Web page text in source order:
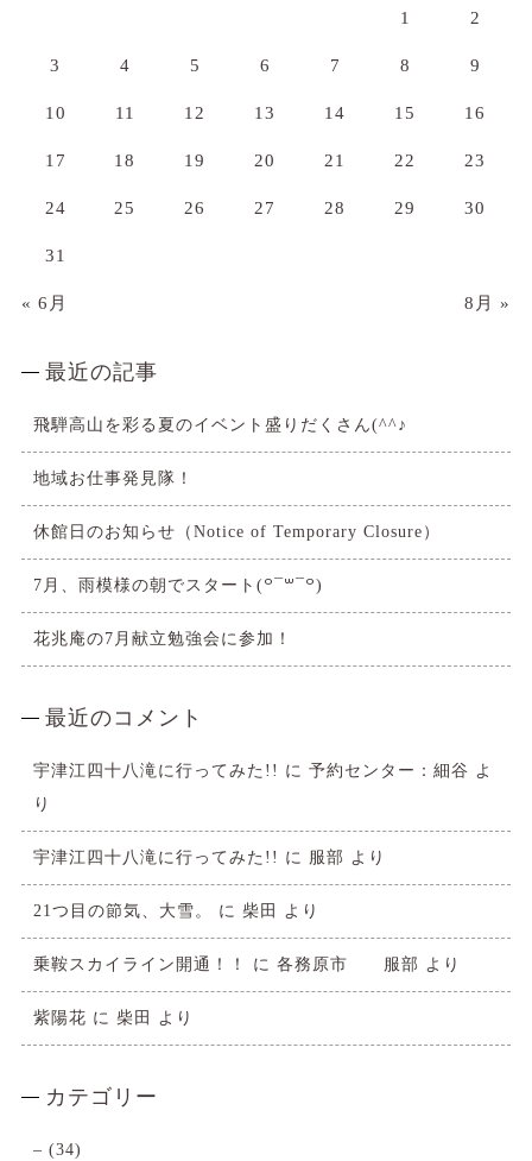
1 2
3 4 5 6 7 8 9
10 11 12 13 14 15 16
17 18 19 20 21 22 23
24 25 26 27 28 29 30
31
« 6月 8月 »
最近の記事
飛騨高山を彩る夏のイベント盛りだくさん(^^♪
地域お仕事発見隊！
休館日のお知らせ（Notice of Temporary Closure）
7月、雨模様の朝でスタート(꒪¯꒳​¯꒪)
花兆庵の7月献立勉強会に参加！
最近のコメント
宇津江四十八滝に行ってみた!! に 予約センター：細谷 よ
り
宇津江四十八滝に行ってみた!! に 服部 より
21つ目の節気、大雪。 に 柴田 より
乗鞍スカイライン開通！！ に 各務原市 服部 より
紫陽花 に 柴田 より
カテゴリー
– (34)